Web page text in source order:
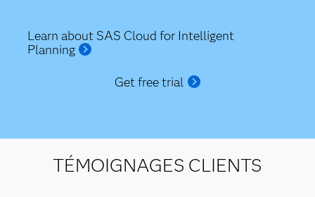
Learn about SAS Cloud for Intelligent
Planning
Get free trial
TÉMOIGNAGES CLIENTS